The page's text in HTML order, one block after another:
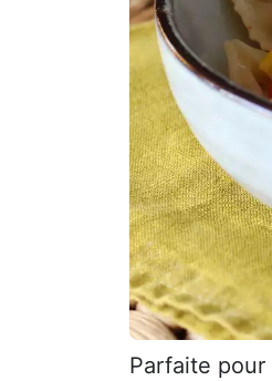
Parfaite